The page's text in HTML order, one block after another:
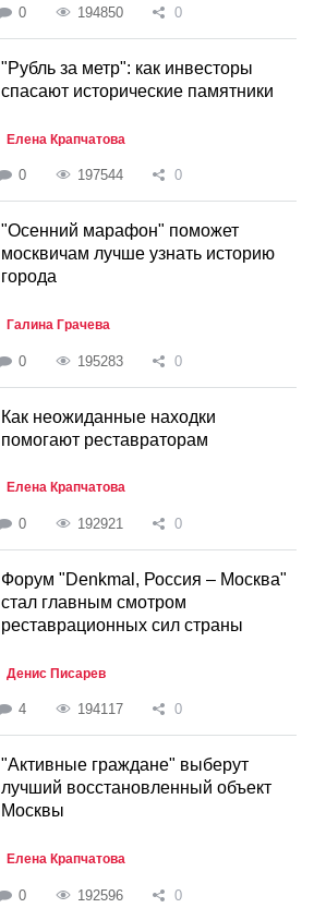
0 194850 0
"Рубль за метр": как инвесторы
спасают исторические памятники
Елена Крапчатова
0 197544 0
"Осенний марафон" поможет
москвичам лучше узнать историю
города
Галина Грачева
0 195283 0
Как неожиданные находки
помогают реставраторам
Елена Крапчатова
0 192921 0
Форум "Denkmal, Россия – Москва"
стал главным смотром
реставрационных сил страны
Денис Писарев
4 194117 0
"Активные граждане" выберут
лучший восстановленный объект
Москвы
Елена Крапчатова
0 192596 0